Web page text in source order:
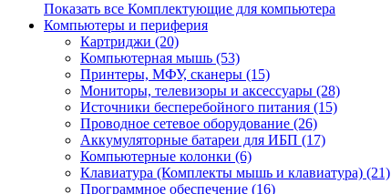
Показать все Комплектующие для компьютера
Компьютеры и периферия
Картриджи (20)
Компьютерная мышь (53)
Принтеры, МФУ, сканеры (15)
Мониторы, телевизоры и аксессуары (28)
Источники бесперебойного питания (15)
Проводное сетевое оборудование (26)
Аккумуляторные батареи для ИБП (17)
Компьютерные колонки (6)
Клавиатура (Комплекты мышь и клавиатура) (21)
Программное обеспечение (16)